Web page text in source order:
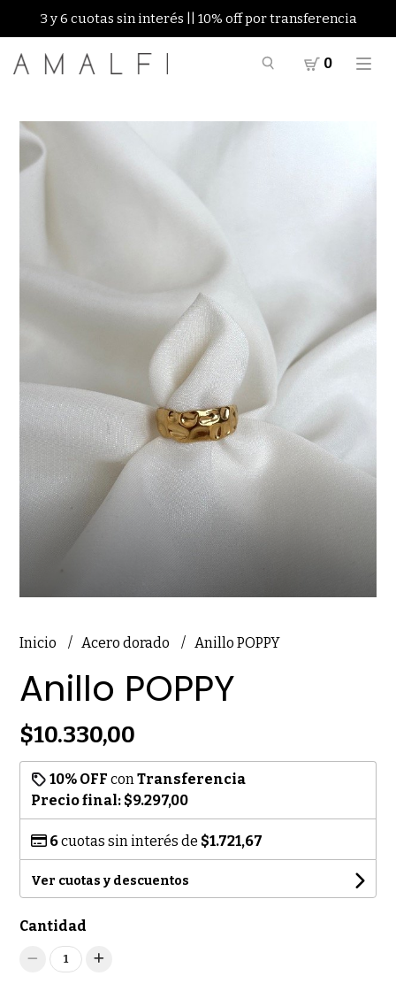
3 y 6 cuotas sin interés || 10% off por transferencia
0
Inicio Acero dorado Anillo POPPY
Anillo POPPY
$10.330,00
10% OFF conTransferencia
Precio final: $9.297,00
6cuotas sin interés de $1.721,67
Ver cuotas y descuentos
Cantidad
1